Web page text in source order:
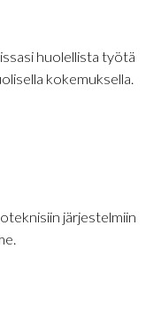
huolellista työtä
kokemuksella.
järjestelmiin